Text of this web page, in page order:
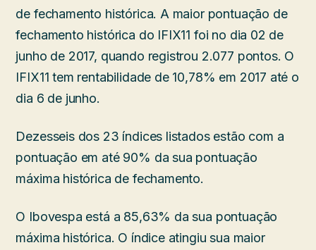
de fechamento histórica. A maior pontuação de
fechamento histórica do IFIX11 foi no dia 02 de
junho de 2017, quando registrou 2.077 pontos. O
IFIX11 tem rentabilidade de 10,78% em 2017 até o
dia 6 de junho.
Dezesseis dos 23 índices listados estão com a
pontuação em até 90% da sua pontuação
máxima histórica de fechamento.
O Ibovespa está a 85,63% da sua pontuação
máxima histórica. O índice atingiu sua maior